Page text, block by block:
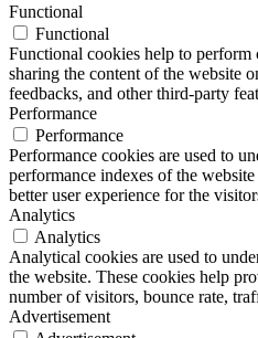
Functional
Functional
Functional cookies help to
sharing the content of the website
feedbacks, and other third-party
Performance
Performance
Performance cookies are used to
performance indexes of the
better user experience for the
Analytics
Analytics
Analytical cookies are used to
the website. These cookies help
number of visitors, bounce rate,
Advertisement